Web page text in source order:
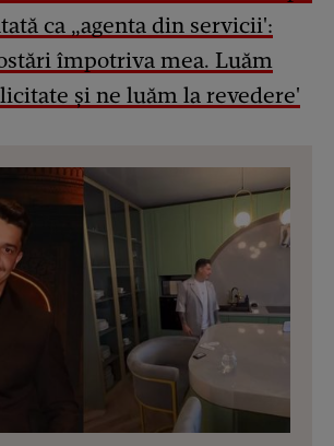
ca „agenta din servicii':
împotriva mea. Luăm
și ne luăm la revedere'